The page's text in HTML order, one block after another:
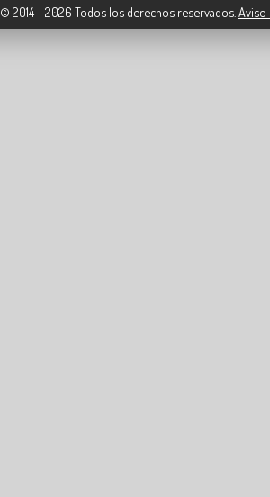
© 2014 - 2026 Todos los derechos reservados. Aviso